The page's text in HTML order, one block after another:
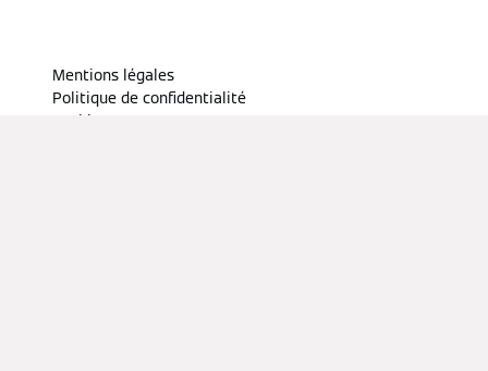
Mentions légales
Politique de confidentialité
Cookies et traçage